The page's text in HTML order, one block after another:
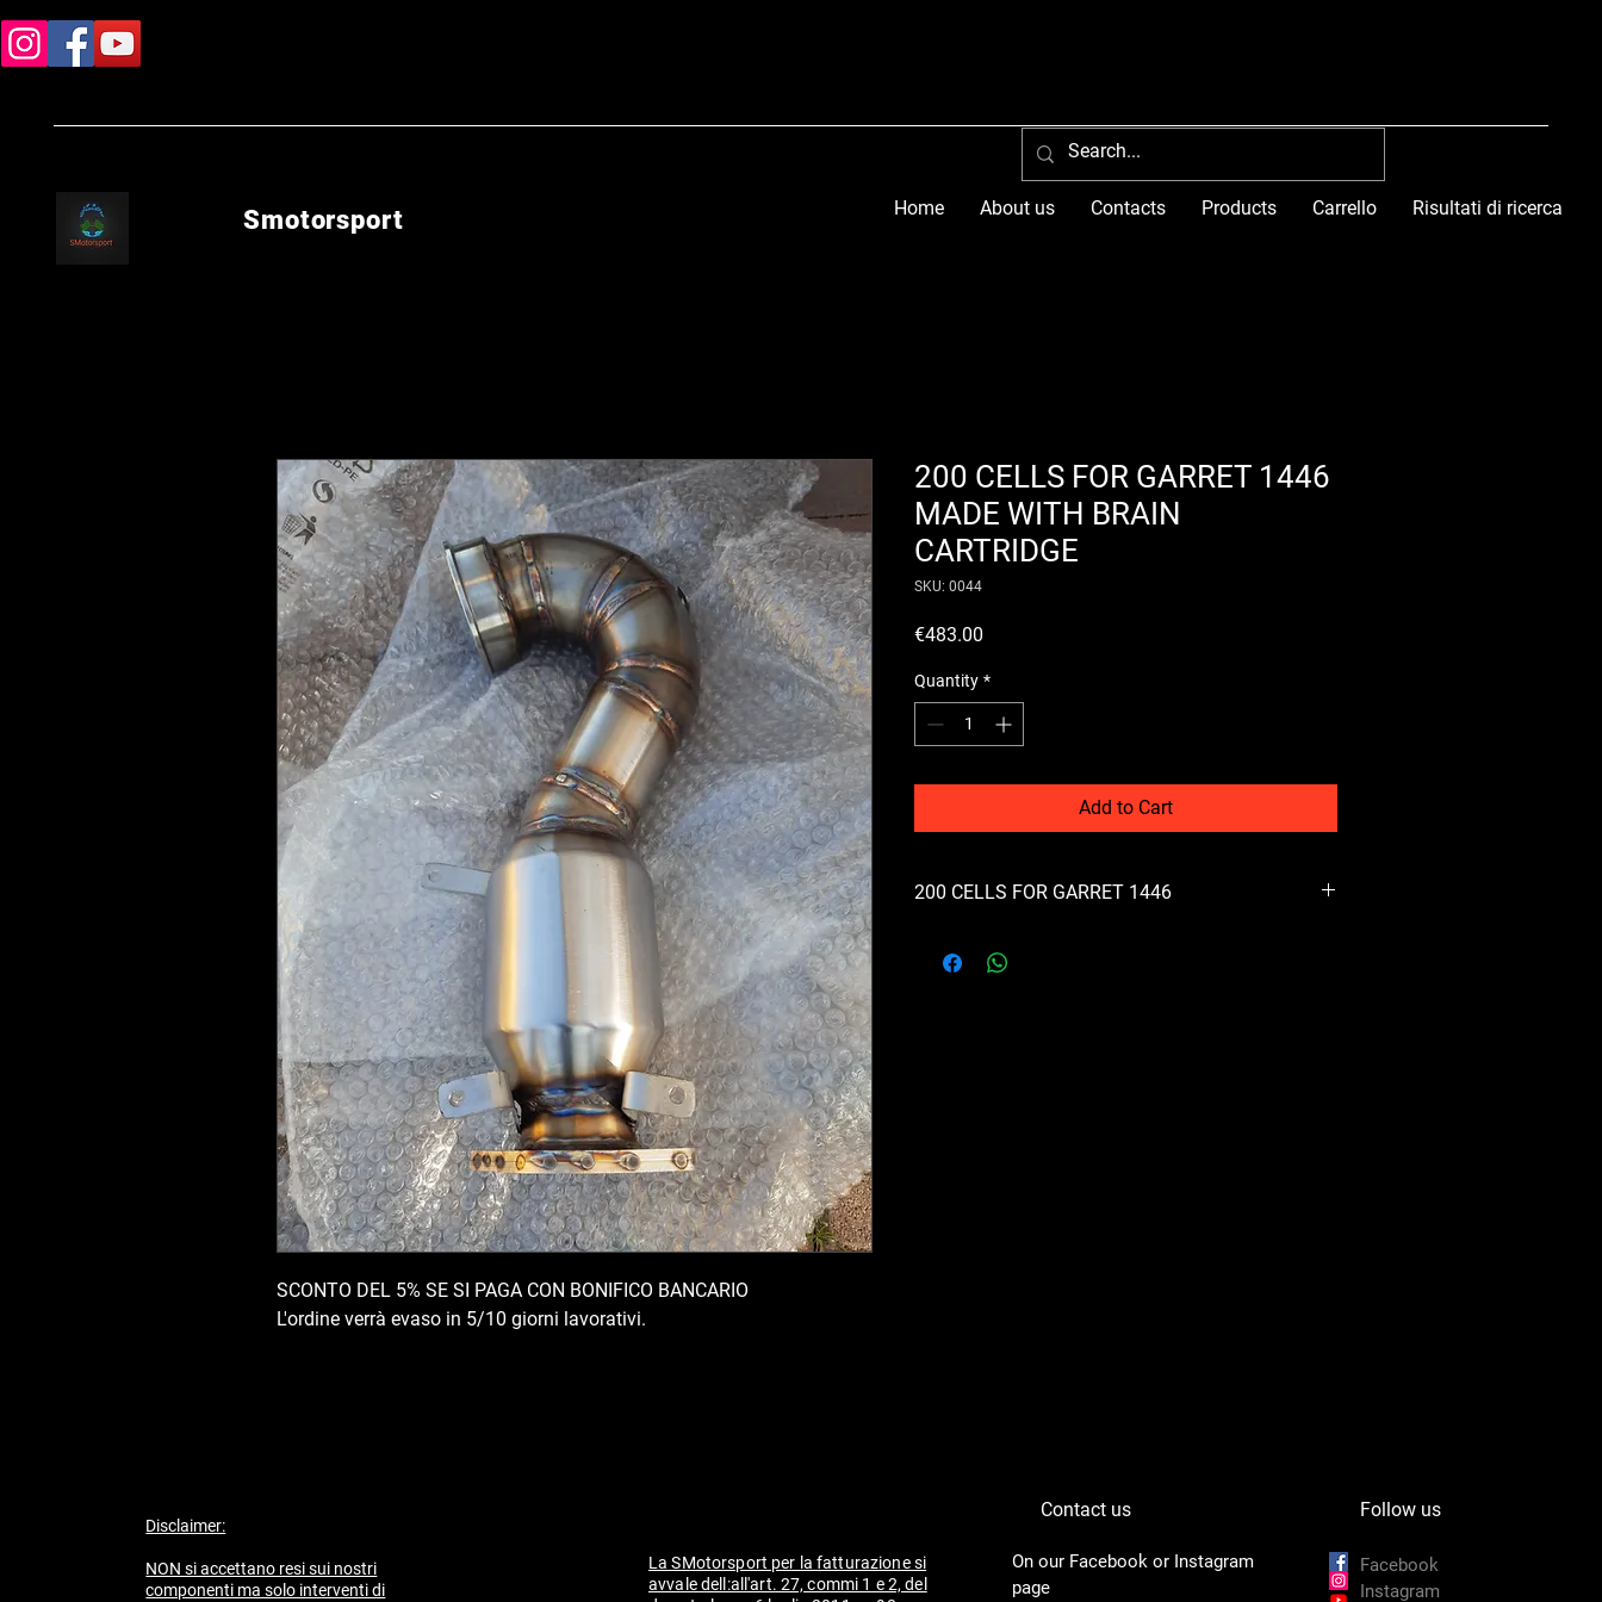
Smotorsport Home About us Contacts Products Carrello Risultati di ricerca
SCONTO DEL 5% SE SI PAGA CON BONIFICO BANCARIO
L'ordine verrà evaso in 5/10 giorni lavorativi.
200 CELLS FOR GARRET 1446
MADE WITH BRAIN
CARTRIDGE
SKU: 0044
€483.00
Quantity *
Add to Cart
200 CELLS FOR GARRET 1446
ASSEMBLED WITH TIG, WITH LAMBDA SENSOR AND
Disclaimer:
NON si accettano resi sui nostri
componenti ma solo interventi di
La SMotorsport per la fatturazione si
avvale dell:all'art. 27, commi 1 e 2, del
Contact us
On our Facebook or Instagram
page
Follow us
Facebook
Instagram